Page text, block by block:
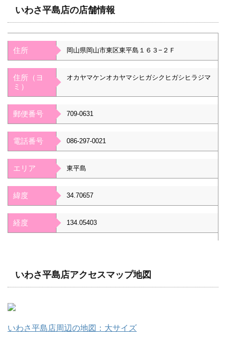
いわさ平島店の店舗情報
住所 岡山県岡山市東区東平島１６３−２Ｆ
住所（ヨ
ミ）
オカヤマケンオカヤマシヒガシクヒガシヒラジマ
郵便番号 709-0631
電話番号 086-297-0021
エリア 東平島
緯度 34.70657
経度 134.05403
いわさ平島店アクセスマップ地図
いわさ平島店周辺の地図：大サイズ